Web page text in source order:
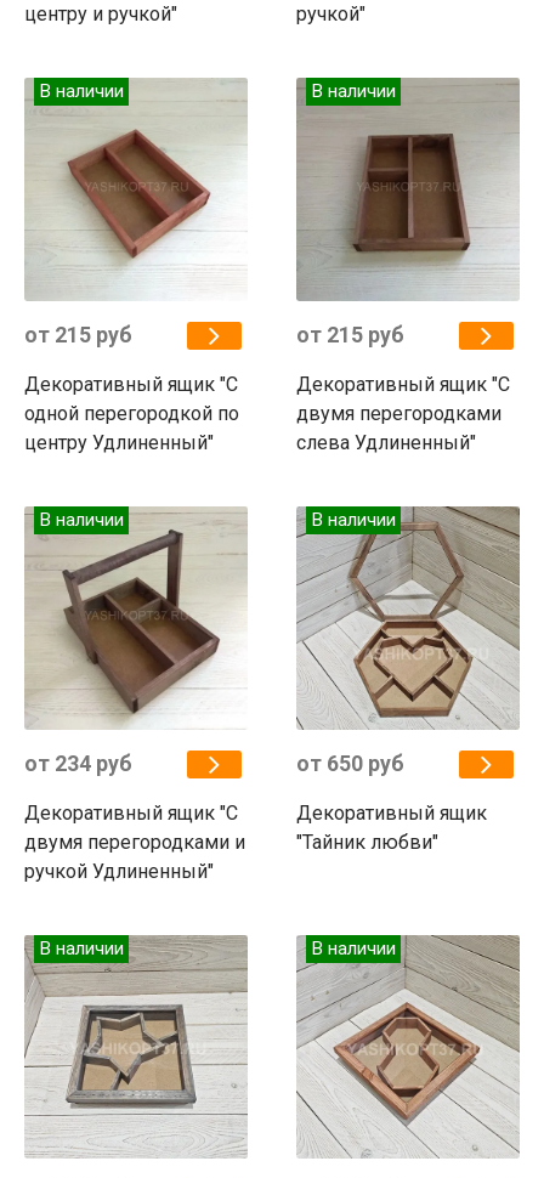
центру и ручкой"
ручкой"
В наличии
от 215 руб
Декоративный ящик "С
одной перегородкой по
центру Удлиненный"
В наличии
от 215 руб
Декоративный ящик "С
двумя перегородками
слева Удлиненный"
В наличии
от 234 руб
Декоративный ящик "С
двумя перегородками и
ручкой Удлиненный"
В наличии
от 650 руб
Декоративный ящик
"Тайник любви"
В наличии В наличии